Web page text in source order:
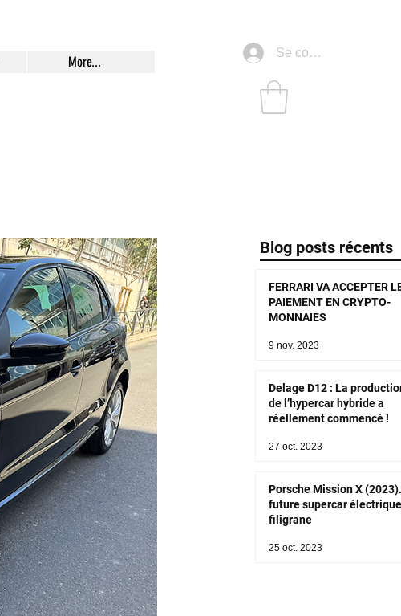
More...
Se connecter
Blog posts récents
FERRARI VA ACCEPTER
PAIEMENT EN CRYPTO-
MONNAIES
9 nov. 2023
Delage D12 : La
de l’hypercar hybride a
réellement commencé !
27 oct. 2023
Porsche Mission X
future supercar
filigrane
25 oct. 2023